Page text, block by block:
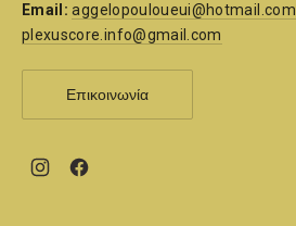
Email: aggelopouloueui@hotmail.com
plexuscore.info@gmail.com
Επικοινωνία
New
New